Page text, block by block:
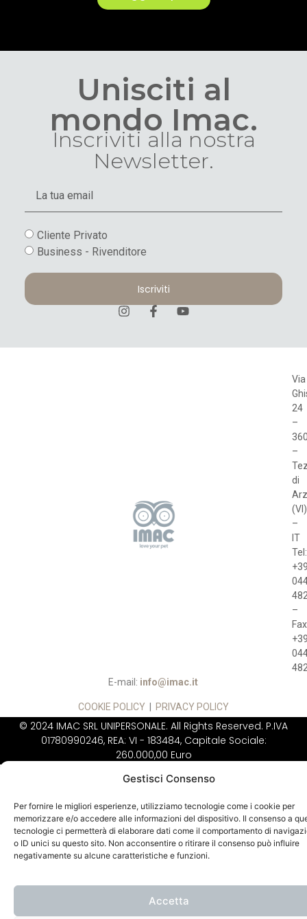
Gestisci Consenso
Per fornire le migliori esperienze, utilizziamo tecnologie come i cookie per
memorizzare e/o accedere alle informazioni del dispositivo. Il consenso a
tecnologie ci permetterà di elaborare dati come il comportamento di
o ID unici su questo sito. Non acconsentire o ritirare il consenso può influire
negativamente su alcune caratteristiche e funzioni.
Accetta
Unisciti al
mondo Imac.
Inscriviti alla nostra
Newsletter.
Cliente Privato
Business - Rivenditore
Iscriviti
Via
24
–
–
di
(VI)
–
IT
–
E-mail: info@imac.it
COOKIE POLICY | PRIVACY POLICY
© 2024 IMAC SRL UNIPERSONALE. All Rights Reserved. P.IVA
01780990246, REA: VI - 183484, Capitale Sociale:
260.000,00 Euro
IMAC NON VENDEDIRETTAMENTE AL